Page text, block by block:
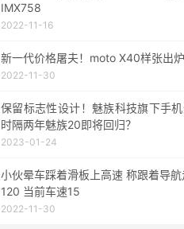
IMX758
2022-11-16
新一代价格屠夫！moto X40样张出
2022-11-30
保留标志性设计！魅族科技旗下手机
时隔两年魅族20即将回归？
2023-01-24
小伙晕车踩着滑板上高速 称跟着导
120 当前车速15
2022-11-30